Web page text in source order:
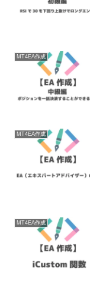
MT4EA作成
MT4EA作成
MT4EA作成